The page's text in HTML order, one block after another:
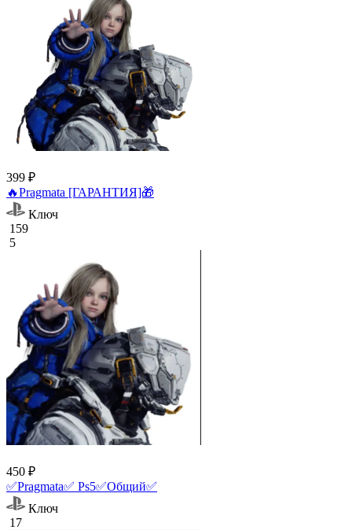
399 ₽
🔥Pragmata [ГАРАНТИЯ]🎁
Ключ
159
5
450 ₽
✅Pragmata✅ Ps5✅Общий✅
Ключ
17